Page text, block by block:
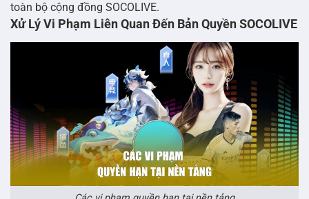
toàn bộ cộng đồng SOCOLIVE.
Xử Lý Vi Phạm Liên Quan Đến Bản Quyền SOCOLIVE